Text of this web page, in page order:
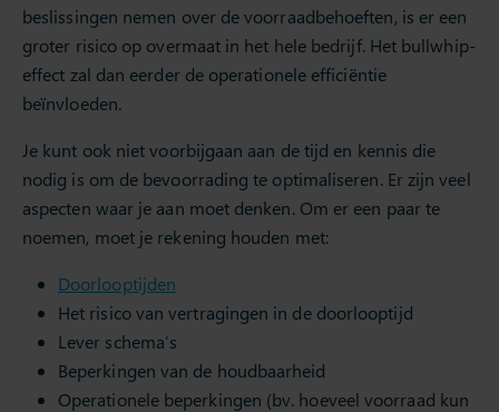
beslissingen nemen over de voorraadbehoeften, is er een
groter risico op overmaat in het hele bedrijf. Het bullwhip-
effect zal dan eerder de operationele efficiëntie
beïnvloeden.
Je kunt ook niet voorbijgaan aan de tijd en kennis die
nodig is om de bevoorrading te optimaliseren. Er zijn veel
aspecten waar je aan moet denken. Om er een paar te
noemen, moet je rekening houden met:
Doorlooptijden
Het risico van vertragingen in de doorlooptijd
Lever schema’s
Beperkingen van de houdbaarheid
Operationele beperkingen (bv. hoeveel voorraad kun